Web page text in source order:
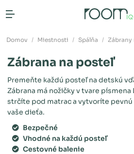
Otvoriť menu
Domov Miestnosti Spálňa Zábrany
Zábrana na posteľ
Premeňte každú posteľ na detskú
Zábrana má nožičky v tvare
strčíte pod matrac a vytvoríte
vaše dieťa.
Bezpečné
Vhodné na každú posteľ
Cestovné balenie